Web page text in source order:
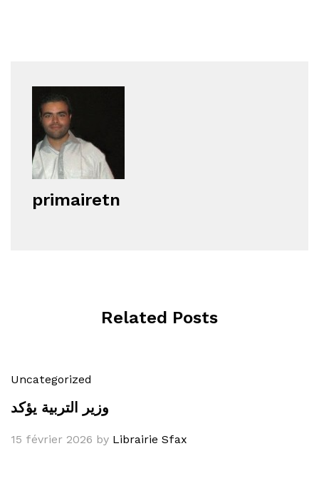
primairetn
Related Posts
Uncategorized
وزير التربية يؤكد
15 février 2026 by Librairie Sfax